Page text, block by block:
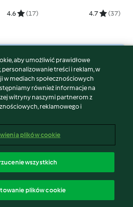
4.6 (17) 4.7 (37)
aby umożliwić prawidłowe
personalizowanie treści i reklam, w
w mediach społecznościowych
również informacje na
witryny naszymi partnerom z
reklamowego i
plików cookie
wszystkich
plików cookie